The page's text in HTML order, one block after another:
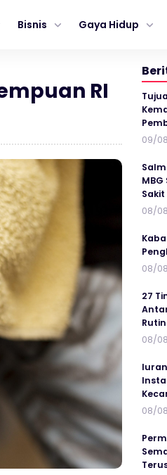
Bisnis Gaya Hidup
RI
09/
MBG
Sakit
08/
08/
27
08/
08/